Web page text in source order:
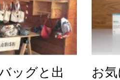
ッグと出
お